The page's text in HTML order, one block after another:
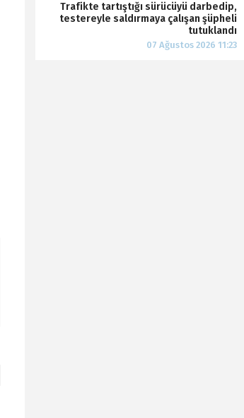
Trafikte tartıştığı sürücüyü darbedip,
testereyle saldırmaya çalışan şüpheli
tutuklandı